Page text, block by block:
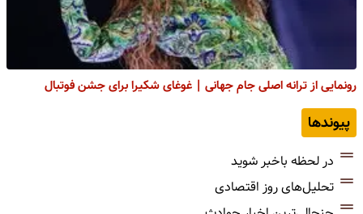
رونمایی از ترانه اصلی جام جهانی | غوغای شکیرا برای جشن فوتبال
پیوندها
در لحظه باخبر شوید
تحلیل‌های روز اقتصادی